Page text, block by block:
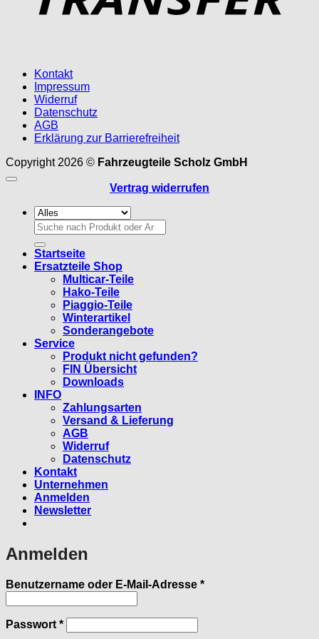
Kontakt
Impressum
Widerruf
Datenschutz
AGB
Erklärung zur Barrierefreiheit
Copyright 2026 © Fahrzeugteile Scholz GmbH
Vertrag widerrufen
Suchen
nach:
Startseite
Ersatzteile Shop
Multicar-Teile
Hako-Teile
Piaggio-Teile
Winterartikel
Sonderangebote
Service
Produkt nicht gefunden?
FIN Übersicht
Downloads
INFO
Zahlungsarten
Versand & Lieferung
AGB
Widerruf
Datenschutz
Kontakt
Unternehmen
Anmelden
Newsletter
Anmelden
Benutzername oder E-Mail-Adresse *Erforderlich
Passwort *Erforderlich